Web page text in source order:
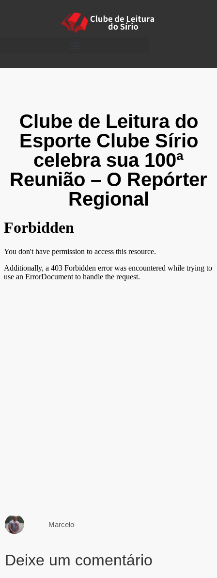
Clube de Leitura do
Esporte Clube Sírio
celebra sua 100ª
Reunião – O Repórter
Regional
Marcelo
Deixe um comentário